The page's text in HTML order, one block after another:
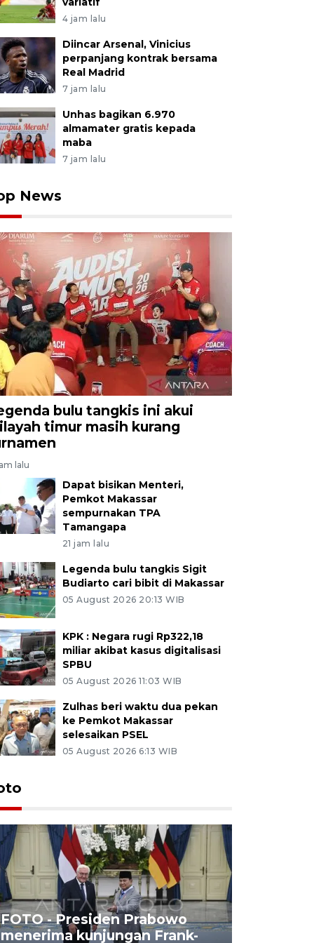
4 jam lalu
Diincar Arsenal, Vinicius
perpanjang kontrak bersama
Real Madrid
7 jam lalu
Unhas bagikan 6.970
almamater gratis kepada
maba
7 jam lalu
News
bulu tangkis ini akui
timur masih kurang
lalu
Dapat bisikan Menteri,
Pemkot Makassar
sempurnakan TPA
Tamangapa
21 jam lalu
Legenda bulu tangkis Sigit
Budiarto cari bibit di Makassar
05 August 2026 20:13 WIB
KPK : Negara rugi Rp322,18
miliar akibat kasus digitalisasi
SPBU
05 August 2026 11:03 WIB
Zulhas beri waktu dua pekan
ke Pemkot Makassar
selesaikan PSEL
05 August 2026 6:13 WIB
FOTO - Presiden Prabowo
menerima kunjungan Frank-